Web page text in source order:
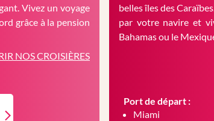
Vivez un voyage
grâce à la pension
NOS CROISIÈRES
belles îles des
par votre navire et
Bahamas ou le
Port de départ :
Miami